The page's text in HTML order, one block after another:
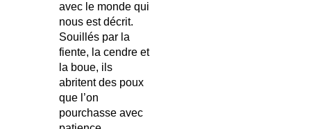
avec le monde qui
nous est décrit.
Souillés par la
fiente, la cendre et
la boue, ils
abritent des poux
que l’on
pourchasse avec